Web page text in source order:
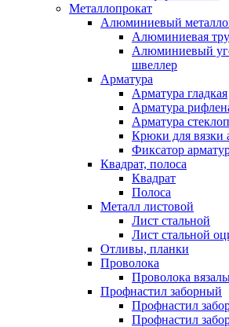
Металлопрокат
Алюминиевый
Алюминиевая
Алюминиевый
швеллер
Арматура
Арматура гладкая
Арматура
Арматура
Крюки для вязки
Фиксатор
Квадрат, полоса
Квадрат
Полоса
Металл листовой
Лист стальной
Лист стальной
Отливы, планки
Проволока
Проволока
Профнастил заборный
Профнастил
Профнастил